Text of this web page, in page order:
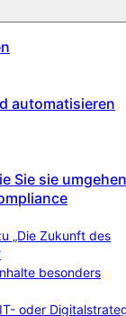
automatisieren
Sie sie umgehen
„Die Zukunft des
besonders
oder